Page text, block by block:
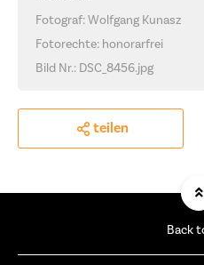
Fotograf: Wolfgang Kunasz
Fotorechte: honorarfrei
Bild Nr.: DSC_8456.jpg
teilen
Back